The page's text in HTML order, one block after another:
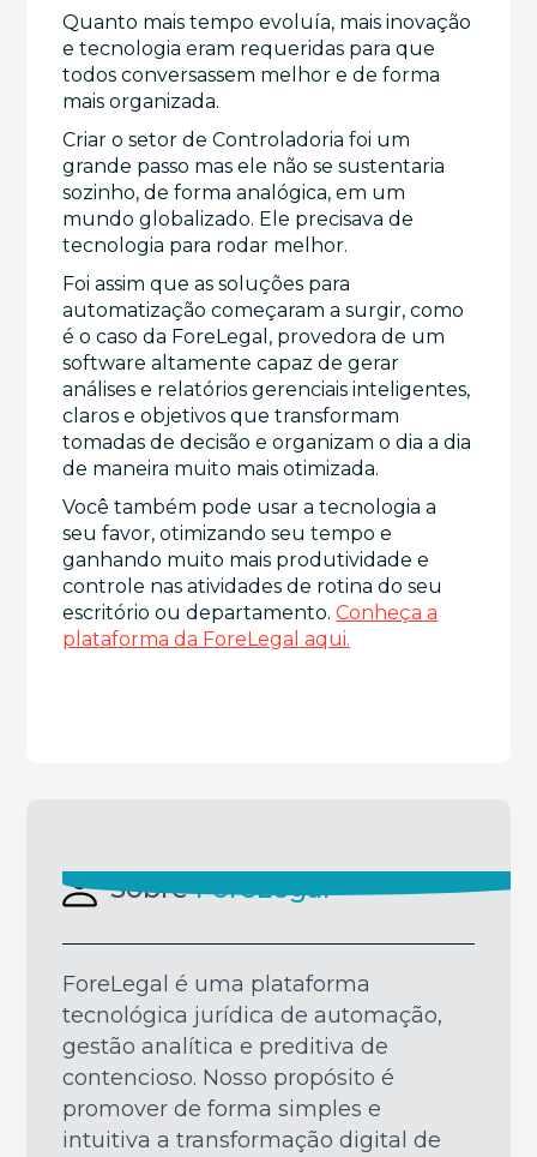
Quanto mais tempo evoluía, mais inovação
e tecnologia eram requeridas para que
todos conversassem melhor e de forma
mais organizada.
Criar o setor de Controladoria foi um
grande passo mas ele não se sustentaria
sozinho, de forma analógica, em um
mundo globalizado. Ele precisava de
tecnologia para rodar melhor.
Foi assim que as soluções para
automatização começaram a surgir, como
é o caso da ForeLegal, provedora de um
software altamente capaz de gerar
análises e relatórios gerenciais inteligentes,
claros e objetivos que transformam
tomadas de decisão e organizam o dia a dia
de maneira muito mais otimizada.
Você também pode usar a tecnologia a
seu favor, otimizando seu tempo e
ganhando muito mais produtividade e
controle nas atividades de rotina do seu
escritório ou departamento.Conheça a
plataforma da ForeLegal aqui.
Sobre ForeLegal
ForeLegal é uma plataforma
tecnológica jurídica de automação,
gestão analítica e preditiva de
contencioso. Nosso propósito é
promover de forma simples e
intuitiva a transformação digital de